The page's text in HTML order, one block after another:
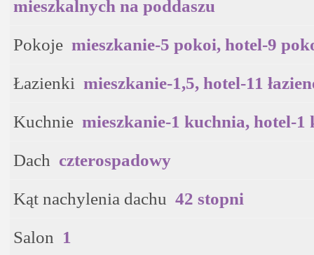
mieszkalnych na poddaszu
Pokoje mieszkanie-5 pokoi, hotel-9
Łazienki mieszkanie-1,5, hotel-11
Kuchnie mieszkanie-1 kuchnia, hotel-1
Dach czterospadowy
Kąt nachylenia dachu 42 stopni
Salon 1